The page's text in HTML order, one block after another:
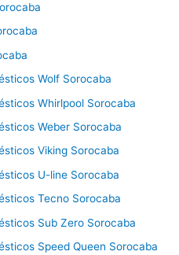
Wolf Sorocaba
Whirlpool Sorocaba
Weber Sorocaba
Viking Sorocaba
U-line Sorocaba
Tecno Sorocaba
Sub Zero Sorocaba
Speed Queen Sorocaba